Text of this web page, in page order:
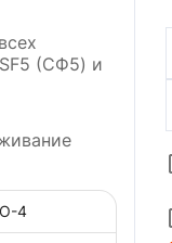
(СФ5) и
4